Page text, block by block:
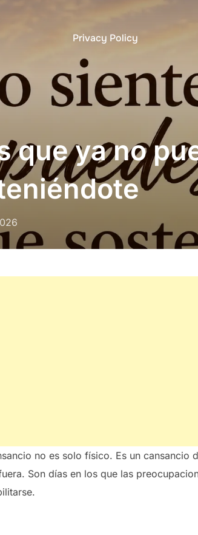
Privacy Policy
que ya no
no es solo físico. Es un cansancio
Son días en los que las